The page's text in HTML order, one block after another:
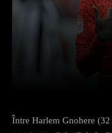
Între Harlem Gnohere